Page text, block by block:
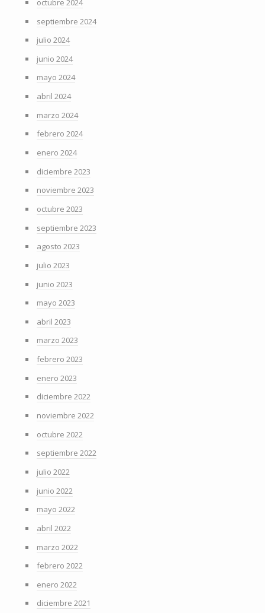
octubre 2024
septiembre 2024
julio 2024
junio 2024
mayo 2024
abril 2024
marzo 2024
febrero 2024
enero 2024
diciembre 2023
noviembre 2023
octubre 2023
septiembre 2023
agosto 2023
julio 2023
junio 2023
mayo 2023
abril 2023
marzo 2023
febrero 2023
enero 2023
diciembre 2022
noviembre 2022
octubre 2022
septiembre 2022
julio 2022
junio 2022
mayo 2022
abril 2022
marzo 2022
febrero 2022
enero 2022
diciembre 2021